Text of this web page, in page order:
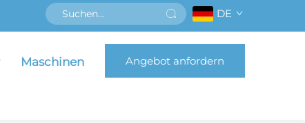
DE
Maschinen Angebot anfordern